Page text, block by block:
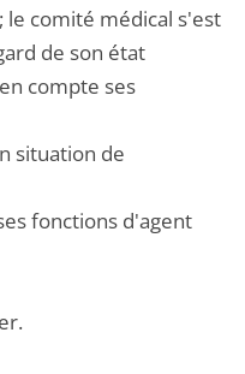
le comité médical s'est
de son état
compte ses
situation de
fonctions d'agent